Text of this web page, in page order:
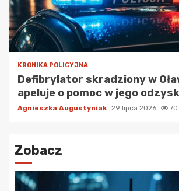
KRONIKA POLICYJNA
Defibrylator skradziony w
apeluje o pomoc w jego
Agnieszka Augustyniak 29 lipca 2026 70
Zobacz